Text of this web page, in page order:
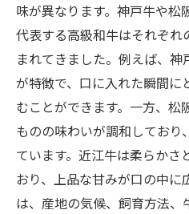
味が異なります。神戸牛や松
代表する高級和牛はそれぞ
まれてきました。例えば、
が特徴で、口に入れた瞬間に
むことができます。一方、松
ものの味わいが調和してお
ています。近江牛は柔らかさ
おり、上品な甘みが口の中に
は、産地の気候、飼育方法